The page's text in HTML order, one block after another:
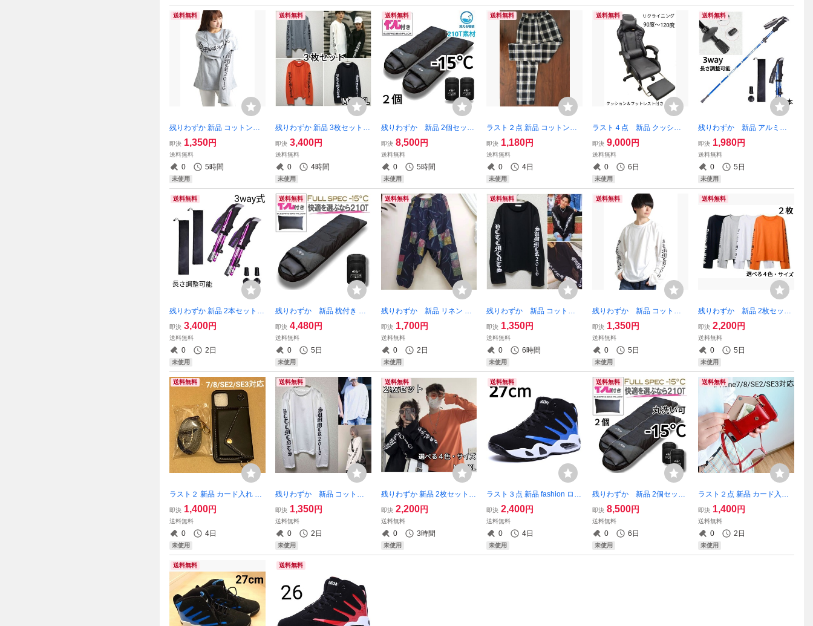
送料無料
残りわずか 新品 コットン素
材 英字 袖ロゴ ロングTシャ
ツ 長袖 オーバーサイズ 男女
兼用 グレー 大人気 即購入
OK 【値下げ不可 処分品
即決 1,350円
送料無料
0 5時間
未使用
送料無料
残りわずか 新品 3枚セット
コットン 英字 袖ロゴ ロン
グTシャツ 長袖 オーバーサイ
ズ 男女兼用 丸襟 即購入OK
【値下げ不可】処分品
即決 3,400円
送料無料
0 4時間
未使用
送料無料
残りわずか 新品 2個セット
枕付き 収納袋付き 封筒型シ
ュラフ 寝袋 洗える -15度 21
0T archi 黒 1.9kg 即購入OK
【※値下げ不可※】
即決 8,500円
送料無料
0 5時間
未使用
送料無料
ラスト２点 新品 コットン素
材 チェック柄 ロングパンツ
ストレート イージーパンツ
ズボン 黒 男女兼用 即購入
OK 【値下げ不可】処分品
即決 1,180円
送料無料
0 4日
未使用
送料無料
ラスト４点 新品 クッショ
ン付き リクライニング ゲー
ミング 椅子 チェア 簡単組立
PUレザー 黒脚 回転 即購入
OK 【値下げ不可】在庫限り
即決 9,000円
送料無料
0 6日
未使用
送料無料
残りわずか 新品 アルミ製
収納袋付き 3way 登山 補助
ウォーキング 軽量 トレッキ
ングポール ストック 青 即
購入OK 【※値下げ不可】
即決 1,980円
送料無料
0 5日
未使用
送料無料
残りわずか 新品 2本セット 3
way 登山 ウォーキング 軽量
トレッキングポール アルミ
製 ストック 紫 長さ調整可
即購入OK 【値下げ不可】
即決 3,400円
送料無料
0 2日
未使用
送料無料
残りわずか 新品 枕付き 収
納袋付き 封筒型シュラフ 寝
袋 -15度 210T archi コンパク
ト 軽量 黒 1.9kg 即購入OK
【※値下げ不可※】
即決 4,480円
送料無料
0 5日
未使用
送料無料
残りわずか 新品 リネン エ
スニック つぎはぎ チェック
サルエルパンツ 裾ゴム イー
ジーパンツ 薄手 大人気 即
購入OK 【値下げ不可
即決 1,700円
送料無料
0 2日
未使用
送料無料
残りわずか 新品 コットン
素材 英字 袖ロゴ ロングTシ
ャツ 長袖 オーバーサイズ 男
女兼用 黒 大人気 即購入OK
【値下げ不可】処分品
即決 1,350円
送料無料
0 6時間
未使用
送料無料
残りわずか 新品 コットン
素材 英字 袖ロゴ ロングTシ
ャツ 長袖 オーバーサイズ 男
女兼用 白 2016 即購入OK
【値下げ不可】処分品
即決 1,350円
送料無料
0 5日
未使用
送料無料
残りわずか 新品 2枚セット
コットン 英字 袖ロゴ ロング
Tシャツ 長袖 オーバーサイズ
男女兼用 即購入OK 【値
下げ不可】処分品
即決 2,200円
送料無料
0 5日
未使用
送料無料
ラスト２ 新品 カード入れ フ
ェイクレザー ショルダー付
き 肩かけ iPhoneケース PU
革 ヴィンテージ風 黒 即購
入OK 【値下げ不可】 処分
品
即決 1,400円
送料無料
0 4日
未使用
送料無料
残りわずか 新品 コットン
素材 英字 袖ロゴ ロングTシ
ャツ 長袖 オーバーサイズ 男
女兼用 白 2016 即購入OK
【値下げ不可】在庫限り
即決 1,350円
送料無料
0 2日
未使用
送料無料
残りわずか 新品 2枚セット
コットン 英字 袖ロゴ ロング
Tシャツ 長袖 オーバーサイズ
男女兼用 大人気 即購入OK
【値下げ不可】処分品
即決 2,200円
送料無料
0 3時間
未使用
送料無料
ラスト３点 新品 fashion ロゴ
配色 ツートンカラー ハイカ
ットスニーカー エアクッシ
ョン PUレザー 紐靴 即購入
OK 【値下げ不可 しょ
即決 2,400円
送料無料
0 4日
未使用
送料無料
残りわずか 新品 2個セット
枕付き 収納袋付き 封筒型シ
ュラフ 寝袋 洗える -15度 21
0T 防水 archi 1.9kg 即購入
OK 【※値下げ不可※】
即決 8,500円
送料無料
0 6日
未使用
送料無料
ラスト２点 新品 カード入れ
フェイクレザー ショルダー
付き 肩かけ iPhoneケース P
U革 ヴィンテージ風 即購入
OK 【値下げ不可 在庫限
り
即決 1,400円
送料無料
0 2日
未使用
送料無料 送料無料